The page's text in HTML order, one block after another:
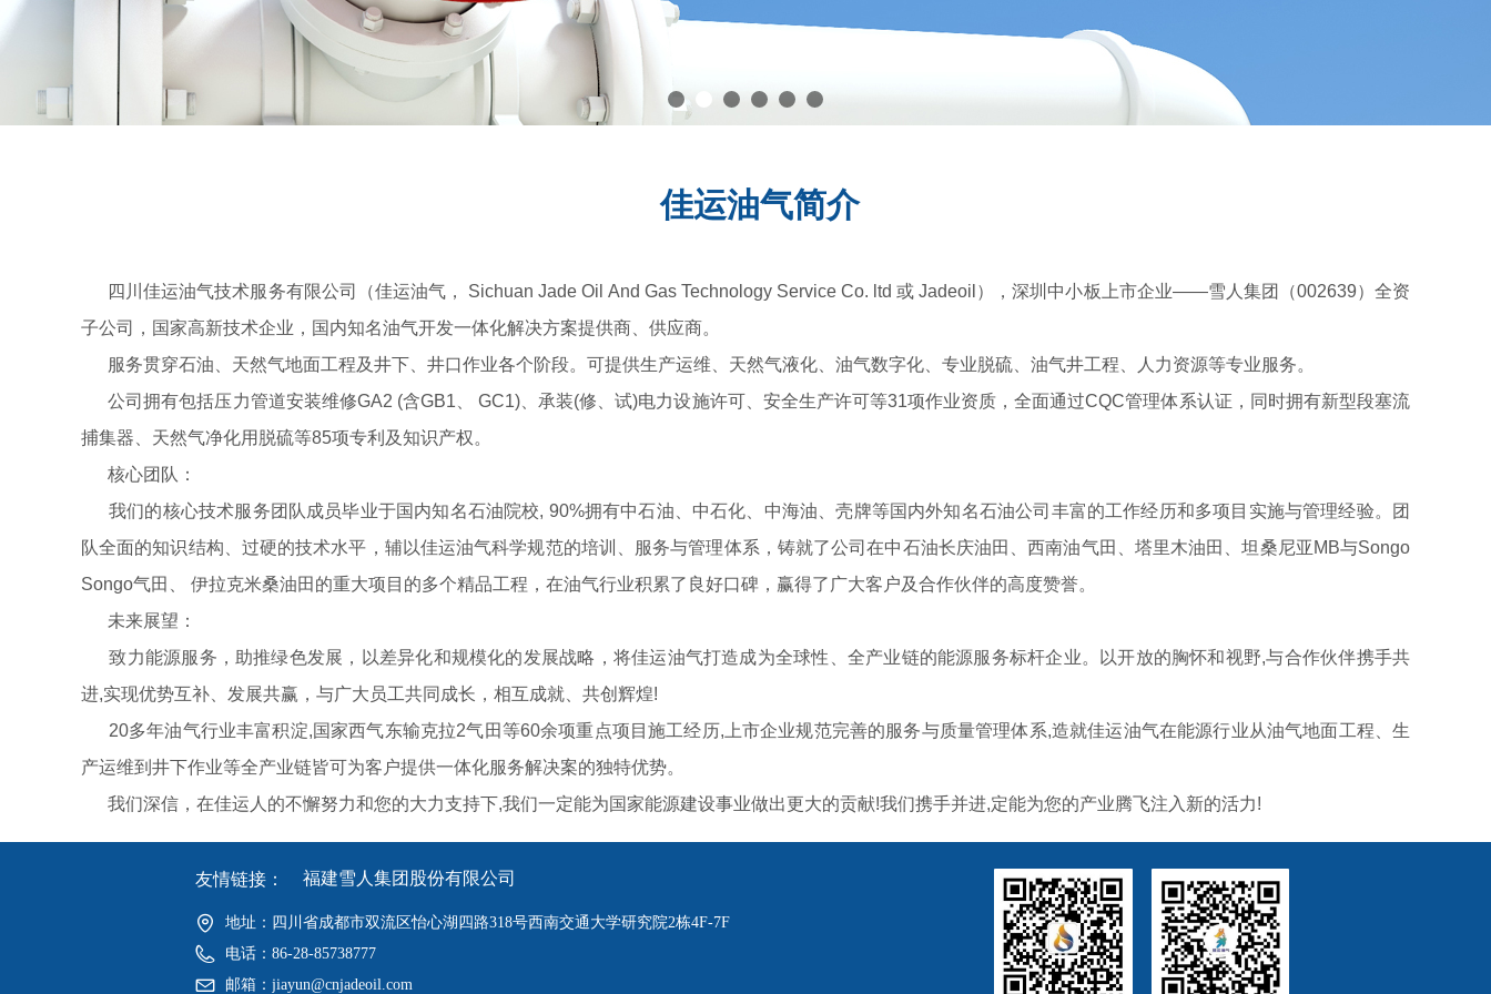
佳运油气简介
四川佳运油气技术服务有限公司（佳运油气， Sichuan Jade Oil And Gas Technology Service Co. ltd 或 Jadeoil），深圳中小板上市企业——雪人集团（002639）全资
子公司，国家高新技术企业，国内知名油气开发一体化解决方案提供商、供应商。
服务贯穿石油、天然气地面工程及井下、井口作业各个阶段。可提供生产运维、天然气液化、油气数字化、专业脱硫、油气井工程、人力资源等专业服务。
公司拥有包括压力管道安装维修GA2 (含GB1、 GC1)、承装(修、试)电力设施许可、安全生产许可等31项作业资质，全面通过CQC管理体系认证，同时拥有新型段塞流
捕集器、天然气净化用脱硫等85项专利及知识产权。
核心团队：
我们的核心技术服务团队成员毕业于国内知名石油院校, 90%拥有中石油、中石化、中海油、壳牌等国内外知名石油公司丰富的工作经历和多项目实施与管理经验。团
队全面的知识结构、过硬的技术水平，辅以佳运油气科学规范的培训、服务与管理体系，铸就了公司在中石油长庆油田、西南油气田、塔里木油田、坦桑尼亚MB与Songo
Songo气田、 伊拉克米桑油田的重大项目的多个精品工程，在油气行业积累了良好口碑，赢得了广大客户及合作伙伴的高度赞誉。
未来展望：
致力能源服务，助推绿色发展，以差异化和规模化的发展战略，将佳运油气打造成为全球性、全产业链的能源服务标杆企业。以开放的胸怀和视野,与合作伙伴携手共
进,实现优势互补、发展共赢，与广大员工共同成长，相互成就、共创辉煌!
20多年油气行业丰富积淀,国家西气东输克拉2气田等60余项重点项目施工经历,上市企业规范完善的服务与质量管理体系,造就佳运油气在能源行业从油气地面工程、生
产运维到井下作业等全产业链皆可为客户提供一体化服务解决案的独特优势。
我们深信，在佳运人的不懈努力和您的大力支持下,我们一定能为国家能源建设事业做出更大的贡献!我们携手并进,定能为您的产业腾飞注入新的活力!
地址： 四川省成都市双流区怡心湖四路318号西南交通大学研究院2栋4F-7F
电话： 86-28-85738777
邮箱： jiayun@cnjadeoil.com
友情链接： 福建雪人集团股份有限公司